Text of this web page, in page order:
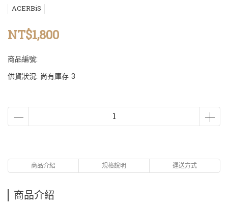
ACERBiS
NT$1,800
商品編號:
供貨狀況: 尚有庫存 3
商品介紹 規格說明 運送方式
商品介紹